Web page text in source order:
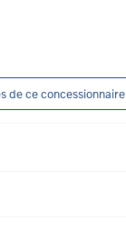
de ce concessionnaire